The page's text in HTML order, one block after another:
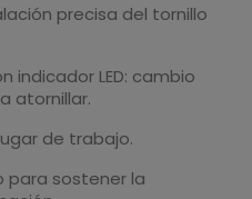
precisa del tornillo
indicador LED: cambio
atornillar.
de trabajo.
para sostener la